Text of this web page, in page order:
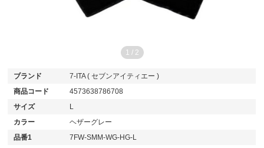
1 / 2
ブランド
7-ITA ( セブンアイティエー )
商品コード
4573638786708
サイズ
L
カラー
ヘザーグレー
品番1
7FW-SMM-WG-HG-L